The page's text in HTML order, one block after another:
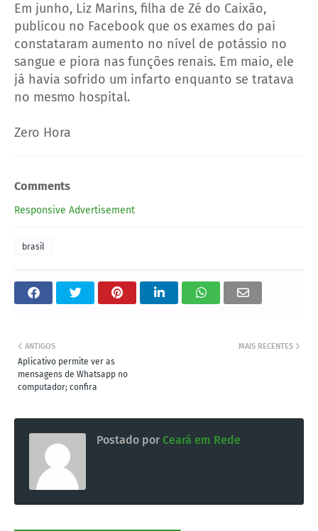
Em junho, Liz Marins, filha de Zé do Caixão,
publicou no Facebook que os exames do pai
constataram aumento no nível de potássio no
sangue e piora nas funções renais. Em maio, ele
já havia sofrido um infarto enquanto se tratava
no mesmo hospital.
Zero Hora
Comments
Responsive Advertisement
brasil
MAIS RECENTES
ANTIGOS
Aplicativo permite ver as
mensagens de Whatsapp no
computador; confira
Postado por Ceará em Rede